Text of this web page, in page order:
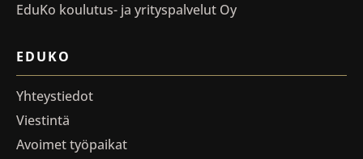
EduKo koulutus- ja yrityspalvelut Oy
EDUKO
Yhteystiedot
Viestintä
Avoimet työpaikat